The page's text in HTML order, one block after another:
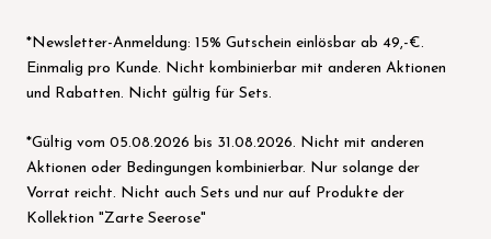
*Newsletter-Anmeldung: 15% Gutschein einlösbar ab 49,-€.
Einmalig pro Kunde. Nicht kombinierbar mit anderen Aktionen
und Rabatten. Nicht gültig für Sets.
*Gültig vom 05.08.2026 bis 31.08.2026. Nicht mit anderen
Aktionen oder Bedingungen kombinierbar. Nur solange der
Vorrat reicht. Nicht auch Sets und nur auf Produkte der
Kollektion "Zarte Seerose"